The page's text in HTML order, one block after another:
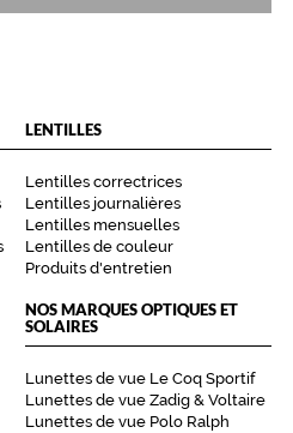
LENTILLES
Lentilles correctrices
Lentilles journalières
Lentilles mensuelles
Lentilles de couleur
Produits d'entretien
NOS MARQUES OPTIQUES ET
SOLAIRES
Lunettes de vue Le Coq Sportif
Lunettes de vue Zadig & Voltaire
Lunettes de vue Polo Ralph